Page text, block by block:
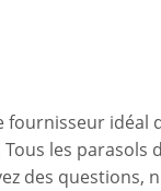
idéal
les parasols
des questions,